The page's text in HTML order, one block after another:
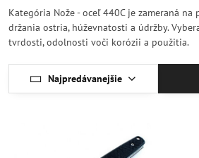
Kategória Nože - oceľ 440C je zameraná
držania ostria, húževnatosti a údržby.
tvrdosti, odolnosti voči korózii a použitia.
Najpredávanejšie